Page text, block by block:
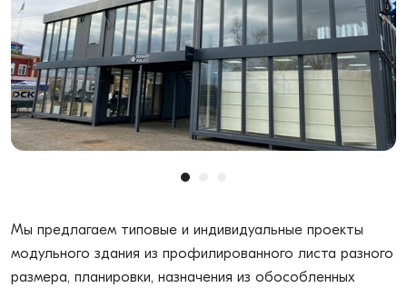
Мы предлагаем типовые и индивидуальные проекты
модульного здания из профилированного листа разного
размера, планировки, назначения из обособленных